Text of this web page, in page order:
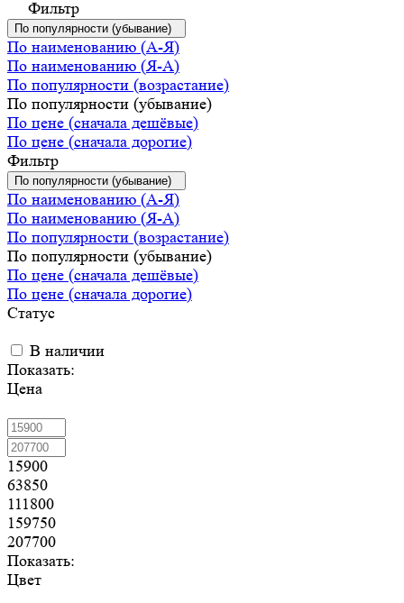
Фильтр
По популярности (убывание)
По наименованию (А-Я)
По наименованию (Я-А)
По популярности (возрастание)
По популярности (убывание)
По цене (сначала дешёвые)
По цене (сначала дорогие)
Фильтр
По популярности (убывание)
По наименованию (А-Я)
По наименованию (Я-А)
По популярности (возрастание)
По популярности (убывание)
По цене (сначала дешёвые)
По цене (сначала дорогие)
Статус
В наличии
Показать:
Цена
15900
63850
111800
159750
207700
Показать:
Цвет